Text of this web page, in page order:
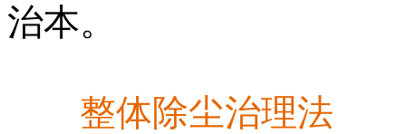
治本。
整体除尘治理法